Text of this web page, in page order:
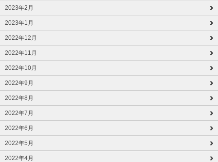
2023年2月
2023年1月
2022年12月
2022年11月
2022年10月
2022年9月
2022年8月
2022年7月
2022年6月
2022年5月
2022年4月